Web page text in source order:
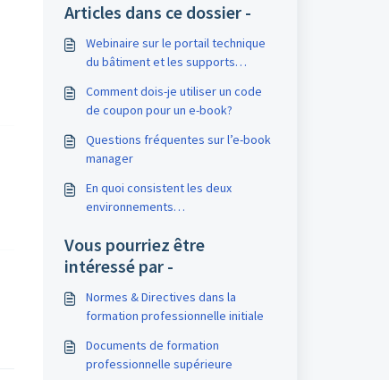
Articles dans ce dossier -
Webinaire sur le portail technique
du bâtiment et les supports
Comment dois-je utiliser un code
de coupon pour un e-book?
Questions fréquentes sur l’e-book
manager
En quoi consistent les deux
environnements
Internet de suissetec ?
Vous pourriez être
intéressé par -
Normes & Directives dans la
formation professionnelle initiale
Documents de formation
professionnelle supérieure